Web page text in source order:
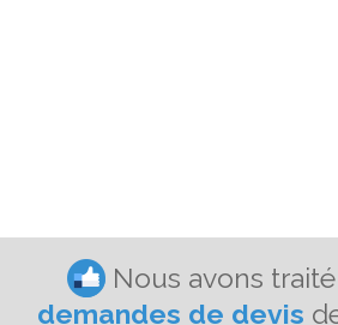
Nous avons traité
demandes de devis